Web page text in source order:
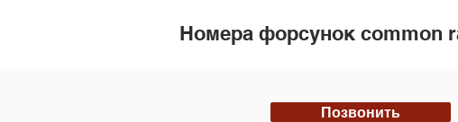
Номера форсунок common
Позвонить